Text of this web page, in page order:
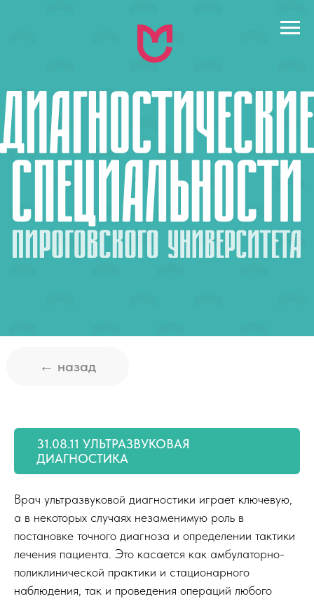
← назад
31.08.11 УЛЬТРАЗВУКОВАЯ
ДИАГНОСТИКА
Врач ультразвуковой диагностики играет ключевую,
а в некоторых случаях незаменимую роль в
постановке точного диагноза и определении тактики
лечения пациента. Это касается как амбулаторно-
поликлинической практики и стационарного
наблюдения, так и проведения операций любого